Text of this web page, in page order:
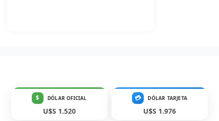
$ DÓLAR OFICIAL
U$S 1.520
💳 DÓLAR TARJETA
U$S 1.976